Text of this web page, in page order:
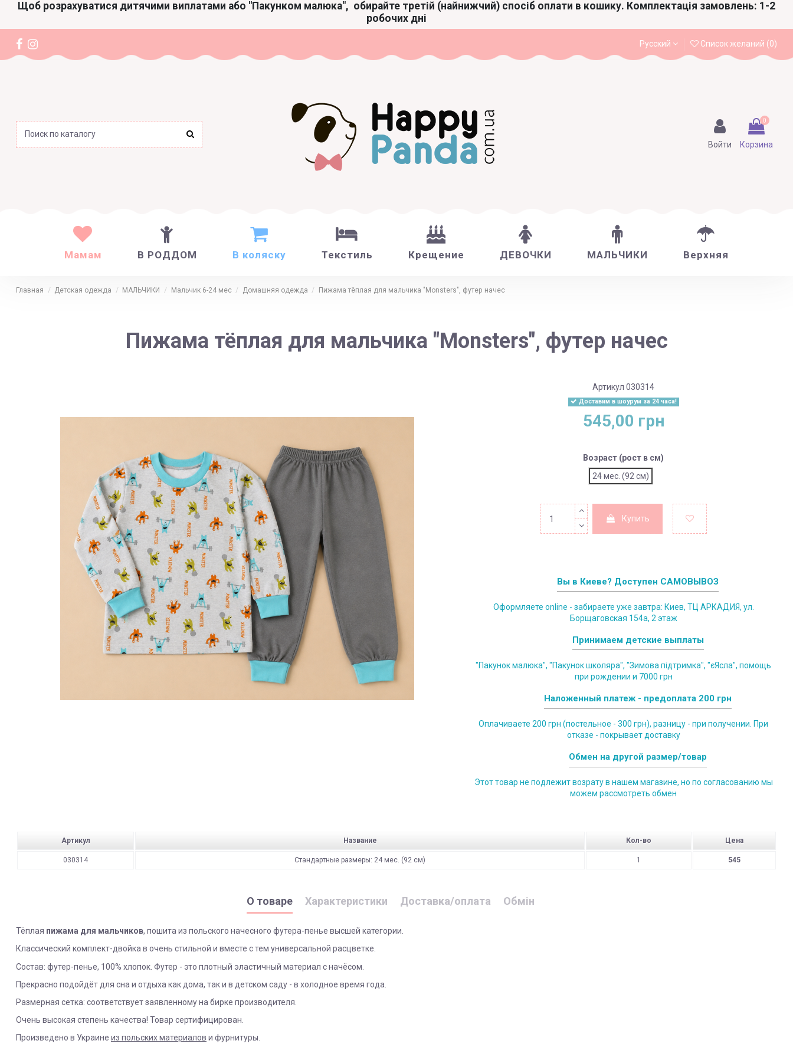
Щоб розрахуватися дитячими виплатами або "Пакунком малюка", обирайте третій (найнижчий) спосіб оплати в кошику. Комплектація замовлень: 1-2
робочих дні
Русский Список желаний (0)
Войти
0
Корзина
Мамам В РОДДОМ В коляску Текстиль Крещение ДЕВОЧКИ МАЛЬЧИКИ Верхняя
Главная Детская одежда МАЛЬЧИКИ Мальчик 6-24 мес Домашняя одежда Пижама тёплая для мальчика "Monsters", футер начес
Пижама тёплая для мальчика "Monsters", футер начес
Артикул 030314
Доставим в шоурум за 24 часа!
545,00 грн
Возраст (рост в см)
24 мес. (92 см)
Купить
Вы в Киеве? Доступен САМОВЫВОЗ
Оформляете online - забираете уже завтра: Киев, ТЦ АРКАДИЯ, ул.
Борщаговская 154а, 2 этаж
Принимаем детские выплаты
"Пакунок малюка", "Пакунок школяра", "Зимова підтримка", "єЯсла", помощь
при рождении и 7000 грн
Наложенный платеж - предоплата 200 грн
Оплачиваете 200 грн (постельное - 300 грн), разницу - при получении. При
отказе - покрывает доставку
Обмен на другой размер/товар
Этот товар не подлежит возрату в нашем магазине, но по согласованию мы
можем рассмотреть обмен
Артикул Название Кол-во Цена
030314 Стандартные размеры: 24 мес. (92 см) 1 545
О товаре Характеристики Доставка/оплата Обмін
Тёплая пижама для мальчиков, пошита из польского начесного футера-пенье высшей категории.
Классический комплект-двойка в очень стильной и вместе с тем универсальной расцветке.
Состав: футер-пенье, 100% хлопок. Футер - это плотный эластичный материал с начёсом.
Прекрасно подойдёт для сна и отдыха как дома, так и в детском саду - в холодное время года.
Размерная сетка: соответствует заявленному на бирке производителя.
Очень высокая степень качества! Товар сертифицирован.
Произведено в Украине из польских материалов и фурнитуры.